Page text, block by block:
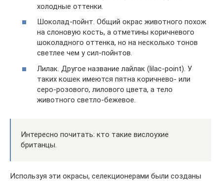
холодные оттенки.
Шоколад-пойнт. Общий окрас животного похож
на слоновую кость, а отметины коричневого
шоколадного оттенка, но на несколько тонов
светлее чем у сил-пойнтов.
Лилак. Другое название лайлак (lilac-point). У
таких кошек имеются пятна коричнево- или
серо-розового, лилового цвета, а тело
животного светло-бежевое.
Интересно почитать: кто такие вислоухие
британцы.
Используя эти окрасы, селекционерами были созданы